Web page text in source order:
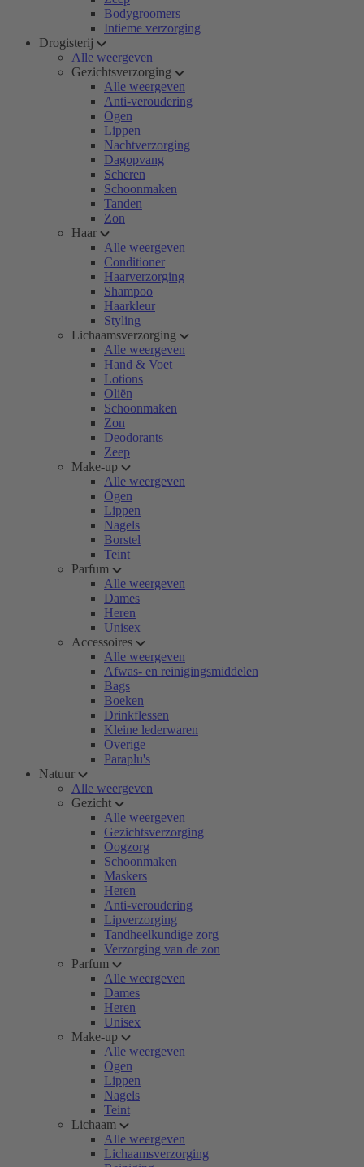
Bodygroomers
Intieme verzorging
Drogisterij
Alle weergeven
Gezichtsverzorging
Alle weergeven
Anti-veroudering
Ogen
Lippen
Nachtverzorging
Dagopvang
Scheren
Schoonmaken
Tanden
Zon
Haar
Alle weergeven
Conditioner
Haarverzorging
Shampoo
Haarkleur
Styling
Lichaamsverzorging
Alle weergeven
Hand & Voet
Lotions
Oliën
Schoonmaken
Zon
Deodorants
Zeep
Make-up
Alle weergeven
Ogen
Lippen
Nagels
Borstel
Teint
Parfum
Alle weergeven
Dames
Heren
Unisex
Accessoires
Alle weergeven
Afwas- en reinigingsmiddelen
Bags
Boeken
Drinkflessen
Kleine lederwaren
Overige
Paraplu's
Natuur
Alle weergeven
Gezicht
Alle weergeven
Gezichtsverzorging
Oogzorg
Schoonmaken
Maskers
Heren
Anti-veroudering
Lipverzorging
Tandheelkundige zorg
Verzorging van de zon
Parfum
Alle weergeven
Dames
Heren
Unisex
Make-up
Alle weergeven
Ogen
Lippen
Nagels
Teint
Lichaam
Alle weergeven
Lichaamsverzorging